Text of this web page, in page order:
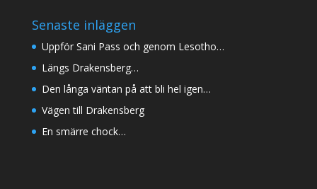
Senaste inläggen
Uppför Sani Pass och genom Lesotho…
Längs Drakensberg…
Den långa väntan på att bli hel igen…
Vägen till Drakensberg
En smärre chock…